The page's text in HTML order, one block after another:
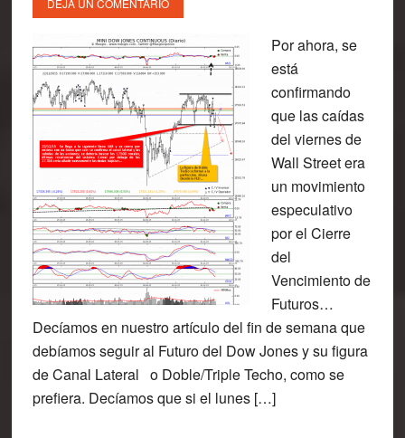
DEJA UN COMENTARIO
Por ahora, se
está
confirmando
que las caídas
del viernes de
Wall Street era
un movimiento
especulativo
por el Cierre
del
Vencimiento de
Futuros…
Decíamos en nuestro artículo del fin de semana que
debíamos seguir al Futuro del Dow Jones y su figura
de Canal Lateral o Doble/Triple Techo, como se
prefiera. Decíamos que si el lunes […]